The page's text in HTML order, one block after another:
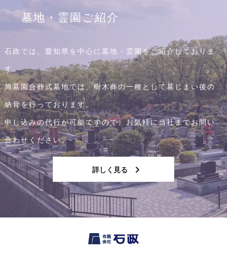
墓地・霊園ご紹介
石政では、愛知県を中心に墓地・霊園をご紹介しておりま
す。
旭墓園合葬式墓地では、樹木葬の一種として墓じまい後の
納骨を行っております。
申し込みの代行が可能ですので、お気軽に当社までお問い
合わせください。
詳しく見る